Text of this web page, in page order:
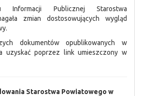
Informacji Publicznej Starostwa
zmian dostosowujących wygląd
dokumentów opublikowanych w
uzyskać poprzez link umieszczony w
Starostwa Powiatowego w